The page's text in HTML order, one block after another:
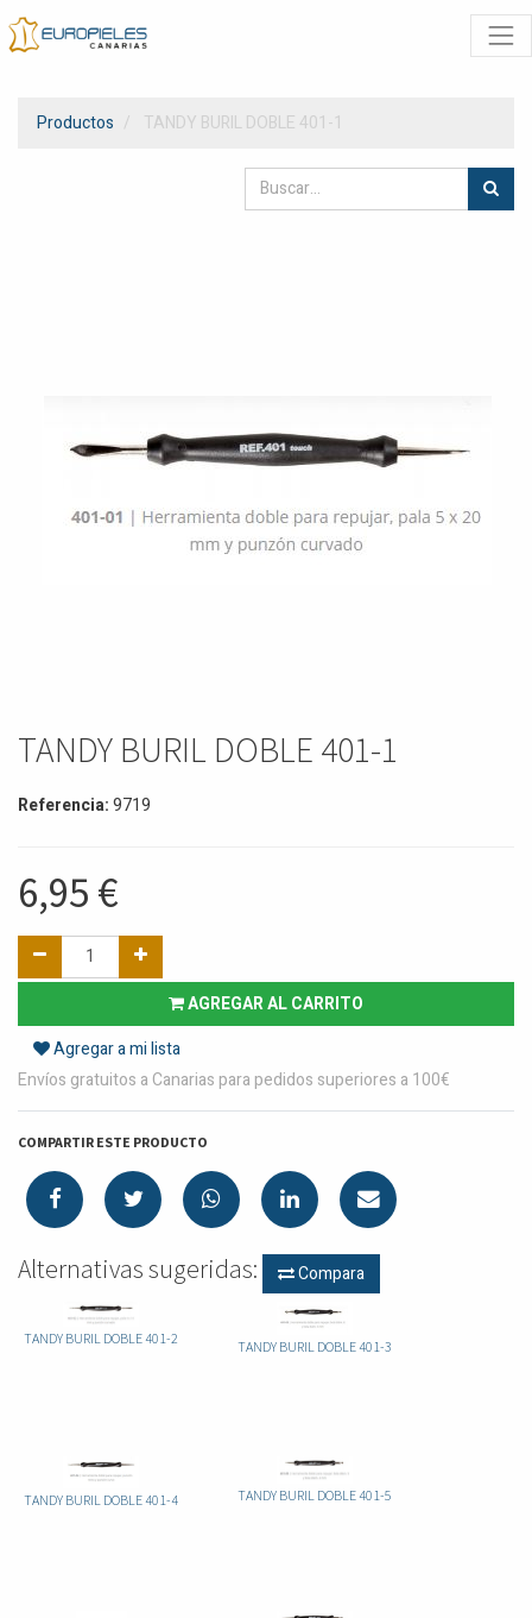
Productos TANDY BURIL DOBLE 401-1
TANDY BURIL DOBLE 401-1
Referencia:9719
6,95 €
AGREGAR AL CARRITO
Agregar a mi lista
Envíos gratuitos a Canarias para pedidos superiores a 100€
COMPARTIR ESTE PRODUCTO
Alternativas sugeridas: Compara
TANDY BURIL DOBLE 401-2 TANDY BURIL DOBLE 401-3
TANDY BURIL DOBLE 401-4 TANDY BURIL DOBLE 401-5